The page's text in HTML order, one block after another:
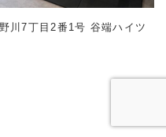
川7丁目2番1号 谷端ハイツ